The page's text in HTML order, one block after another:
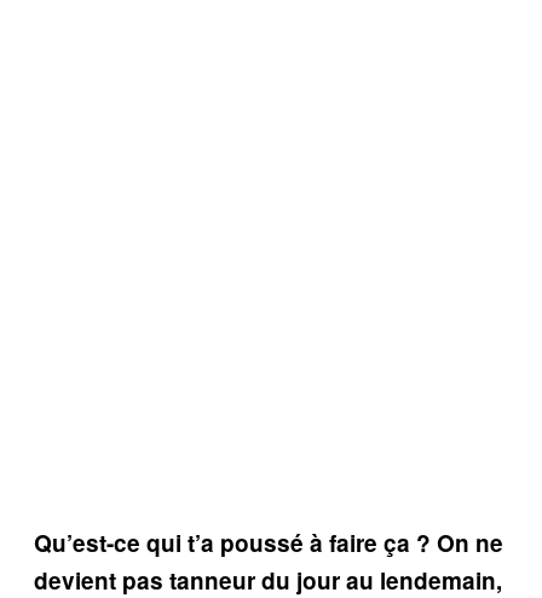
Qu’est-ce qui t’a poussé à faire ça ? On ne
devient pas tanneur du jour au lendemain,